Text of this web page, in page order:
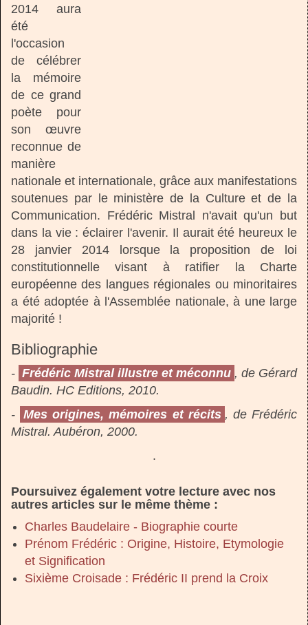
2014 aura
été
l'occasion
de célébrer
la mémoire
de ce grand
poète pour
son œuvre
reconnue de
manière
nationale et internationale, grâce aux manifestations
soutenues par le ministère de la Culture et de la
Communication. Frédéric Mistral n'avait qu'un but
dans la vie : éclairer l'avenir. Il aurait été heureux le
28 janvier 2014 lorsque la proposition de loi
constitutionnelle visant à ratifier la Charte
européenne des langues régionales ou minoritaires
a été adoptée à l'Assemblée nationale, à une large
majorité !
Bibliographie
- Frédéric Mistral illustre et méconnu , de Gérard
Baudin. HC Editions, 2010.
-
Mes origines, mémoires et récits , de Frédéric
Mistral. Aubéron, 2000.
.
Poursuivez également votre lecture avec nos
autres articles sur le même thème :
Charles Baudelaire - Biographie courte
Prénom Frédéric : Origine, Histoire, Etymologie
et Signification
Sixième Croisade : Frédéric II prend la Croix